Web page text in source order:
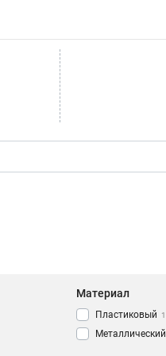
Материал
Пластиковый 1
Металлический